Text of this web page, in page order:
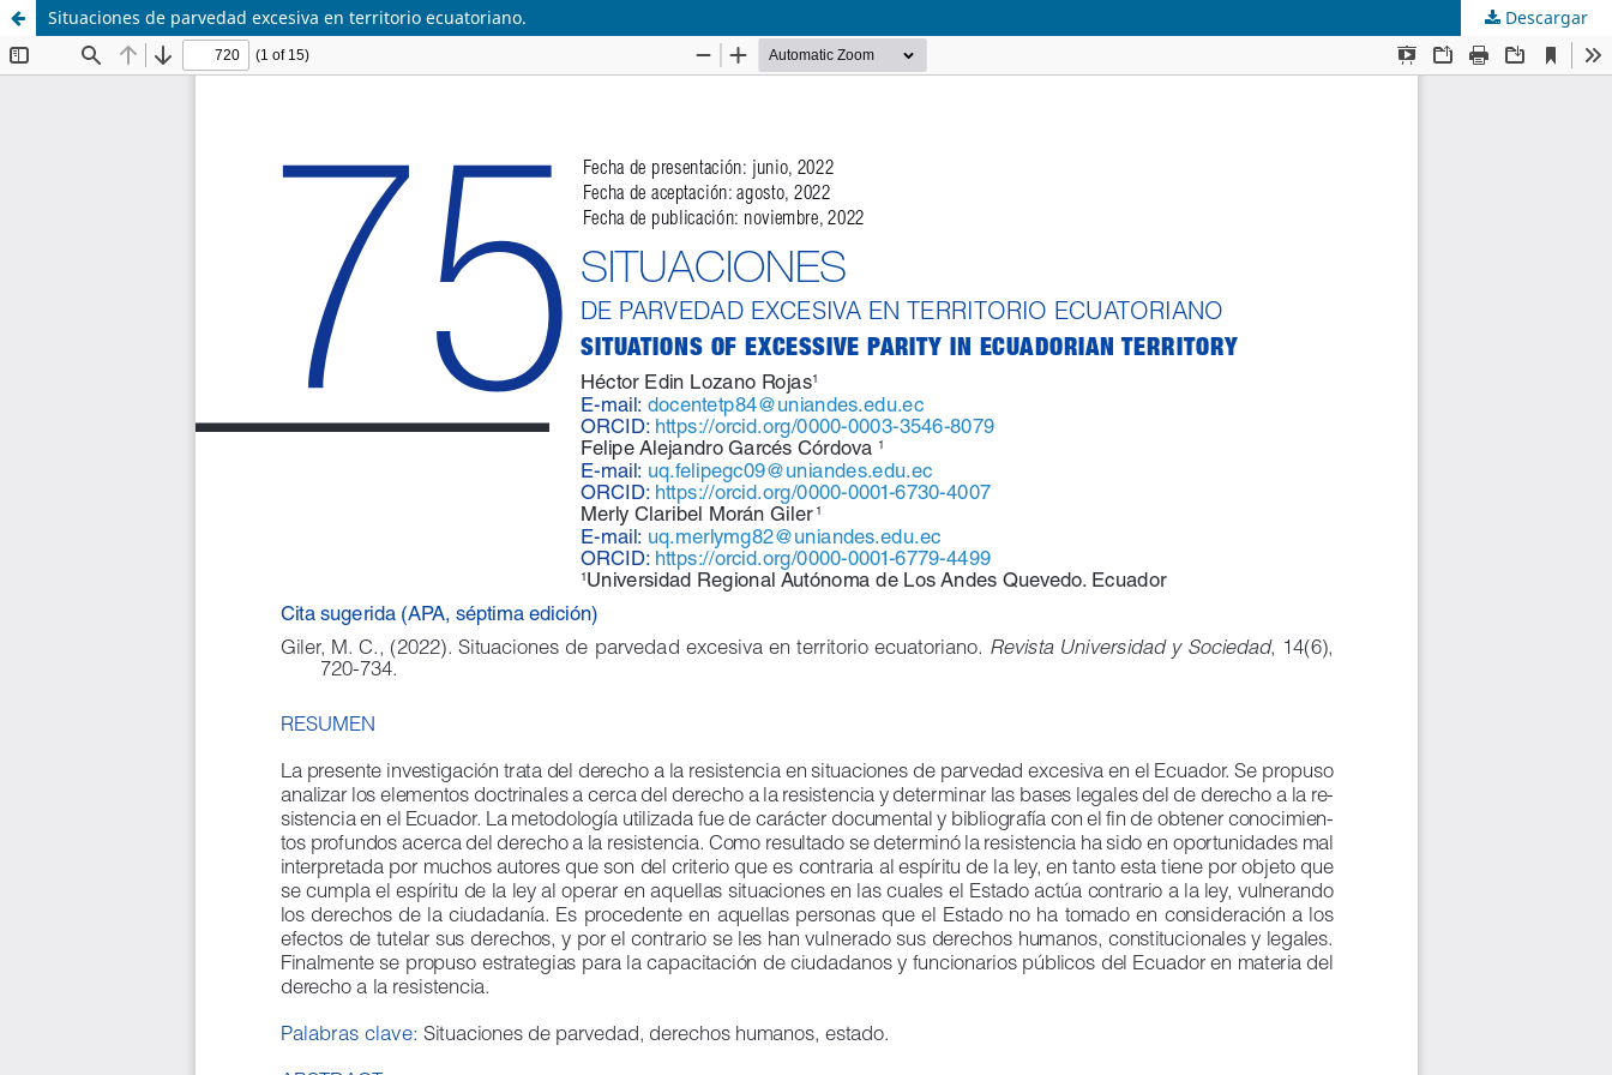
Situaciones de parvedad excesiva en territorio ecuatoriano. Descargar